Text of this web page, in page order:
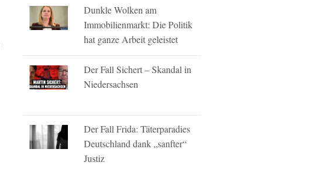
Dunkle Wolken am
Immobilienmarkt: Die Politik
hat ganze Arbeit geleistet
Der Fall Sichert – Skandal in
Niedersachsen
Der Fall Frida: Täterparadies
Deutschland dank „sanfter“
Justiz